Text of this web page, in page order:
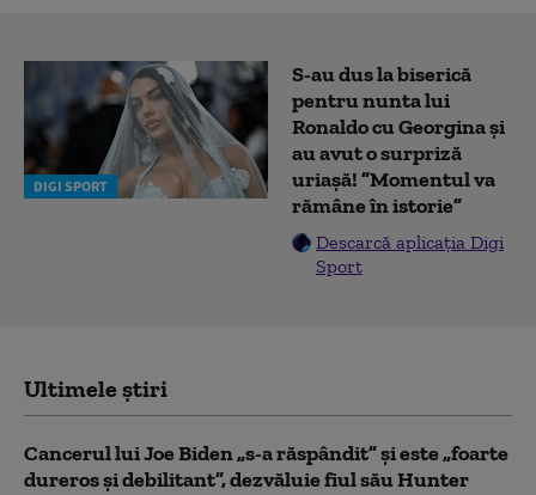
DIGI SPORT
S-au dus la biserică
pentru nunta lui
Ronaldo cu Georgina și
au avut o surpriză
uriașă! ”Momentul va
rămâne în istorie”
Descarcă aplicația Digi
Sport
Ultimele știri
Cancerul lui Joe Biden „s-a răspândit” şi este „foarte
dureros și debilitant”, dezvăluie fiul său Hunter